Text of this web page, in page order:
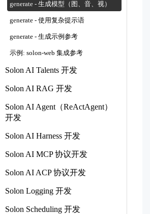
generate - 生成模型（图、音、视）
generate - 使用复杂提示语
generate - 生成示例参考
示例: solon-web 集成参考
Solon AI Talents 开发
Solon AI RAG 开发
Solon AI Agent（ReActAgent）
开发
Solon AI Harness 开发
Solon AI MCP 协议开发
Solon AI ACP 协议开发
Solon Logging 开发
Solon Scheduling 开发